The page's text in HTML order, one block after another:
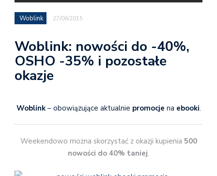
Woblink 27/06/2015
Woblink: nowości do -40%,
OSHO -35% i pozostałe
okazje
Woblink– obowiązujące aktualnie promocje na ebooki.
Weekendowo można skorzystać z okazji kupienia 500
nowości do 40% taniej.